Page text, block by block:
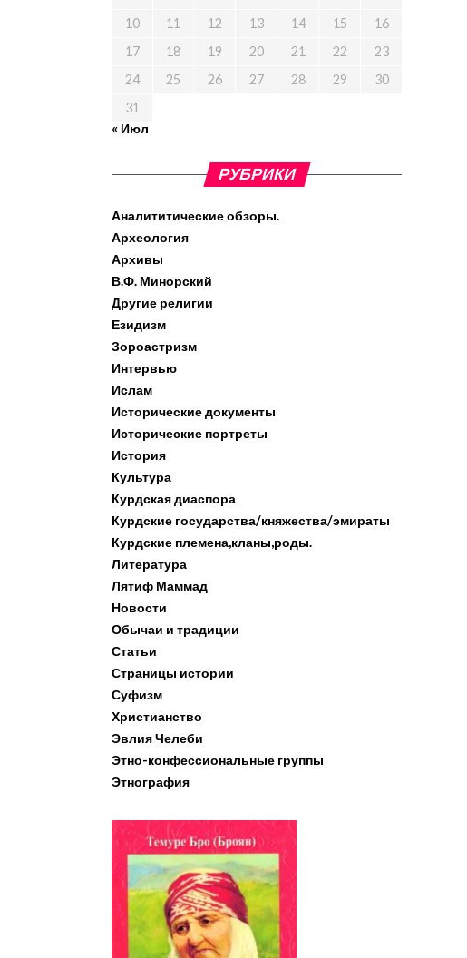
10
11 12 13 14 15
16
17
18 19 20 21 22
23
24
25 26 27 28 29
30
31
« Июл
РУБРИКИ
Аналититические обзоры.
Археология
Архивы
В.Ф. Минорский
Другие религии
Езидизм
Зороастризм
Интервью
Ислам
Исторические документы
Исторические портреты
История
Культура
Курдская диаспора
Курдские государства/княжества/эмираты
Курдские племена,кланы,роды.
Литература
Лятиф Маммад
Новости
Обычаи и традиции
Статьи
Страницы истории
Суфизм
Христианство
Эвлия Челеби
Этно-конфессиональные группы
Этнография